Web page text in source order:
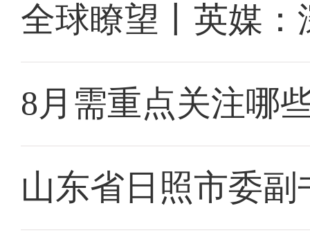
全球瞭望丨英媒
8月需重点关注哪
山东省日照市委